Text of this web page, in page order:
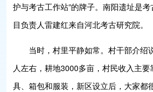
护与考古工作站”的牌子。南阳遗址是
目负责人雷建红来自河北考古研究院。
当时，村里平静如常。村干部介绍
人左右，耕地3000多亩，村民收入主
具、箱包和服装，新区设立后，大家都